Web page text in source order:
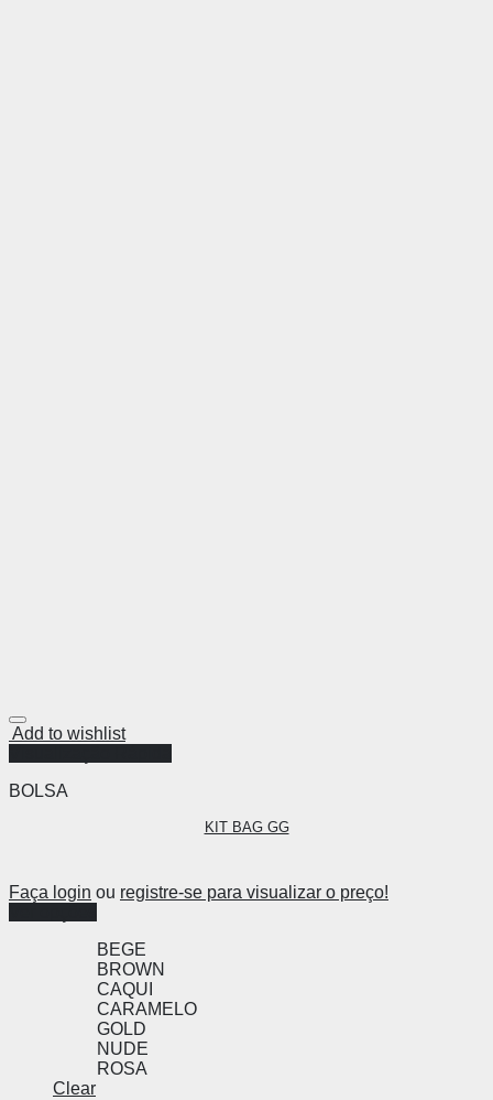
Add to wishlist
BOLSA
KIT BAG GG
Faça login ou registre-se para visualizar o preço!
BEGE
BROWN
CAQUI
CARAMELO
GOLD
NUDE
ROSA
Clear